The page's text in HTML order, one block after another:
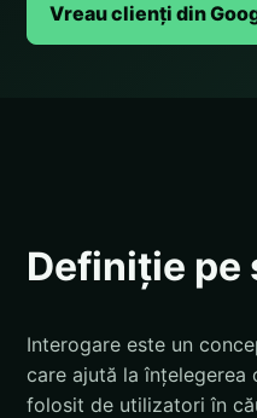
Vreau clienți din
Definiție pe
Interogare este un
care ajută la înțelegerea
folosit de utilizatori în